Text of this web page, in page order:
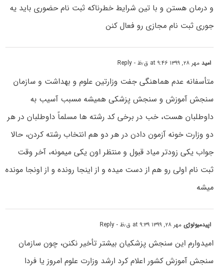
و درمان هستن و با تین شرایط خطرناکه ثبت نام حضوری باید یه
جوری ثبت نام مجازی رو فعال کنن
امیدمهر ۲۸, ۱۳۹۹ at ۹:۴۶ ق٫ظ - Reply
متأسفانه عدم ھماھنگی جفت وزارتین علوم و بھداشت و سازمان
سنجش آموزش و سنجش پزشکی ھمیشه مسبب آسیب به
داوطلبان ھست، خب در برخی کد رشته ھا مسلماً داوطلبان در ھر
دو وزارت خونه آزمون دادن در ھر دو ھم انتخاب رشته کردن، حالا
جواب یکی زودتر میاد قبول و منتظر اون یکی میمونه، آخر وقت
ثبت نام اولی رو ھم از دست میدہ و از اینجا روندہ و از اونجا موندہ
میشه
اپیدمیولوژی مهر ۲۸, ۱۳۹۹ at ۹:۳۹ ق٫ظ - Reply
امیدوارم این سنجش پزشکیان بیشتر تأخیر نکنن، چون سازمان
سنجش آموزش کشور اعلام کرد ارشد وزارت علوم امروز یا فردا